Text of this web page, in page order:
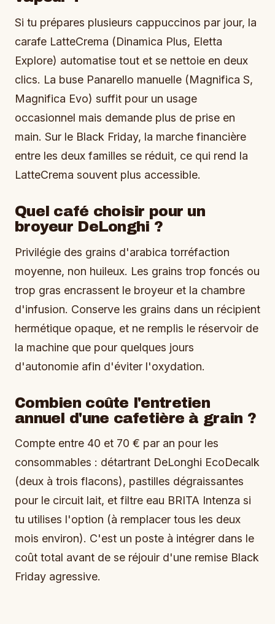
Si tu prépares plusieurs cappuccinos par jour, la
carafe LatteCrema (Dinamica Plus, Eletta
Explore) automatise tout et se nettoie en deux
clics. La buse Panarello manuelle (Magnifica S,
Magnifica Evo) suffit pour un usage
occasionnel mais demande plus de prise en
main. Sur le Black Friday, la marche financière
entre les deux familles se réduit, ce qui rend la
LatteCrema souvent plus accessible.
Quel café choisir pour un
broyeur DeLonghi ?
Privilégie des grains d'arabica torréfaction
moyenne, non huileux. Les grains trop foncés ou
trop gras encrassent le broyeur et la chambre
d'infusion. Conserve les grains dans un récipient
hermétique opaque, et ne remplis le réservoir de
la machine que pour quelques jours
d'autonomie afin d'éviter l'oxydation.
Combien coûte l'entretien
annuel d'une cafetière à grain ?
Compte entre 40 et 70 € par an pour les
consommables : détartrant DeLonghi EcoDecalk
(deux à trois flacons), pastilles dégraissantes
pour le circuit lait, et filtre eau BRITA Intenza si
tu utilises l'option (à remplacer tous les deux
mois environ). C'est un poste à intégrer dans le
coût total avant de se réjouir d'une remise Black
Friday agressive.